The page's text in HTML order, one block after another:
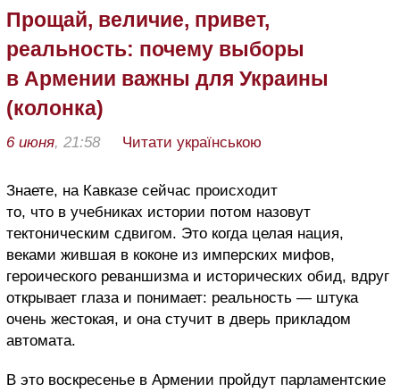
Прощай, величие, привет,
реальность: почему выборы
в Армении важны для Украины
(колонка)
6 июня, 21:58 Читати українською
Знаете, на Кавказе сейчас происходит
то, что в учебниках истории потом назовут
тектоническим сдвигом. Это когда целая нация,
веками жившая в коконе из имперских мифов,
героического реваншизма и исторических обид, вдруг
открывает глаза и понимает: реальность — штука
очень жестокая, и она стучит в дверь прикладом
автомата.
В это воскресенье в Армении пройдут парламентские